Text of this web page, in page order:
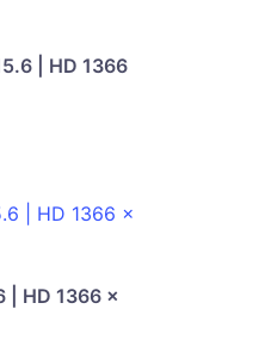
| HD 1366
| HD 1366 x